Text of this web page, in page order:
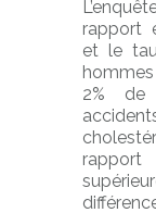
rapport
et le
2% de